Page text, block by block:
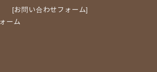
[お問い合わせフォーム]
ーム